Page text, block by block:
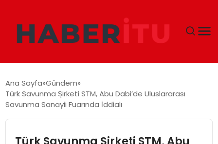
Ana Sayfa Gündem
Türk Savunma Şirketi STM, Abu Dabi’de Uluslararası
Savunma Sanayii Fuarında İddialı
Türk Savunma Şirketi STM, Abu